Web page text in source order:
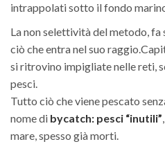
intrappolati sotto il fondo
La non selettività del metodo,
ciò che entra nel suo
si ritrovino impigliate nelle reti,
pesci.
Tutto ciò che viene pescato
nome di bycatch: pesci “inutili”
mare, spesso già morti.